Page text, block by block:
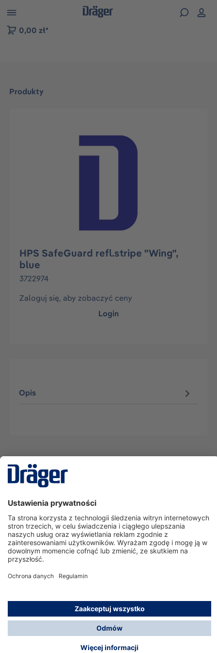
do nawigacji na platformie B2B
0,00 zł*
Produkty
Pomiń galerię zdjęć
HPS SafeGuard refl.stripe "Wing",
blue
3722974
Zaloguj się, aby zobaczyć ceny
Login
Opis
Serwisowa linia hotline
O nas
Korzystanie ze sklepu
© Dräger Polska Sp. z o.o., 2025
*Wszystkie ceny bez VAT, na warunkach opisanych w